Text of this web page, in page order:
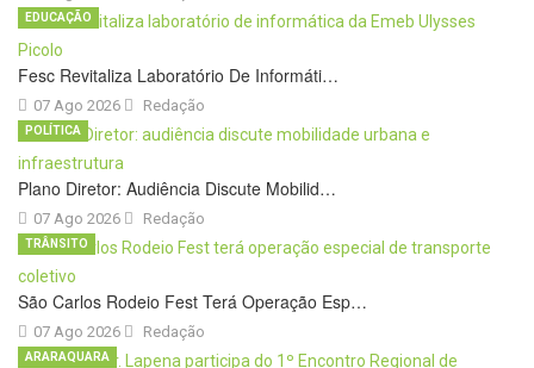
Fesc Revitaliza Laboratório De Informáti…
07 Ago 2026
EDUCAÇÃO
Redação
Plano Diretor: Audiência Discute Mobilid…
07 Ago 2026
POLÍTICA
Redação
São Carlos Rodeio Fest Terá Operação Esp…
07 Ago 2026
TRÂNSITO
Redação
ARARAQUARA